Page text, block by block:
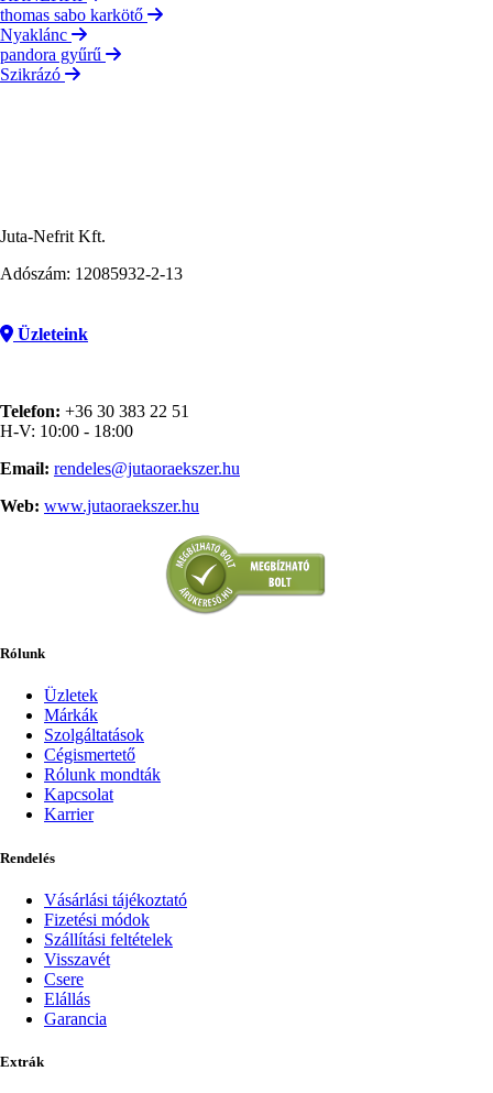
thomas sabo karkötő
Nyaklánc
pandora gyűrű
Szikrázó
Juta-Nefrit Kft.
Adószám: 12085932-2-13
Üzleteink
Telefon: +36 30 383 22 51
H-V: 10:00 - 18:00
Email: rendeles@jutaoraekszer.hu
Web: www.jutaoraekszer.hu
Rólunk
Üzletek
Márkák
Szolgáltatások
Cégismertető
Rólunk mondták
Kapcsolat
Karrier
Rendelés
Vásárlási tájékoztató
Fizetési módok
Szállítási feltételek
Visszavét
Csere
Elállás
Garancia
Extrák